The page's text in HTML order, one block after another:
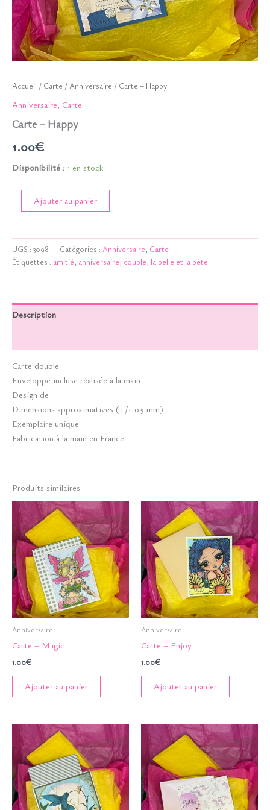
Accueil / Carte /Anniversaire / Carte – Happy
Anniversaire, Carte
Carte – Happy
1.00€
Disponibilité : 1 en stock
Ajouter au panier
UGS : 3098 Catégories : Anniversaire, Carte
Étiquettes : amitié, anniversaire, couple, la belle et la bête
Description
Carte double
Enveloppe incluse réalisée à la main
Design de
Dimensions approximatives (+/- 0.5 mm)
Exemplaire unique
Fabrication à la main en France
Produits similaires
Anniversaire
Carte – Magic
1.00€
Ajouter au panier
Anniversaire
Carte – Enjoy
1.00€
Ajouter au panier